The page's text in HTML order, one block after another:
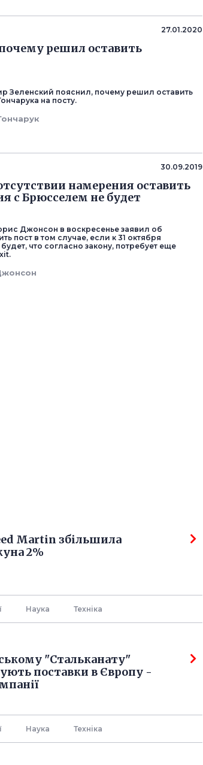
27.01.2020
решил оставить
Зеленский пояснил, почему решил оставить
на посту.
30.09.2019
намерения оставить
с Брюсселем не будет
Джонсон в воскресенье заявил об
пост в том случае, если к 31 октября
что согласно закону, потребует еще
Martin збільшила
2%
Наука Технiка
"Стальканату"
поставки в Європу -
Наука Технiка